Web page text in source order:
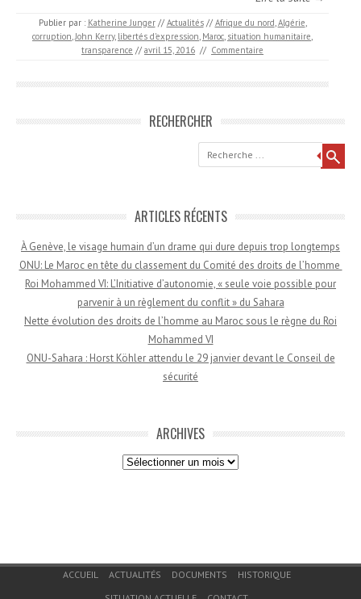
Publier par : Katherine Junger // Actualités // Afrique du nord,Algérie,
corruption,John Kerry, libertés d'expression, Maroc, situation humanitaire,
transparence // avril 15, 2016 // Commentaire
RECHERCHER
Recherche
ARTICLES RÉCENTS
À Genève, le visage humain d’un drame qui dure depuis trop longtemps
ONU: Le Maroc en tête du classement du Comité des droits de l’homme
Roi Mohammed VI: L’Initiative d’autonomie, « seule voie possible pour
parvenir à un règlement du conflit » du Sahara
Nette évolution des droits de l’homme au Maroc sous le règne du Roi
Mohammed VI
ONU-Sahara : Horst Köhler attendu le 29 janvier devant le Conseil de
sécurité
ARCHIVES
Archives
Menu du bas de page
ACCUEIL ACTUALITÉS DOCUMENTS
HISTORIQUE